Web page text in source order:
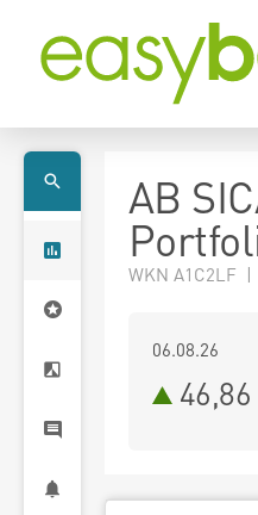
AB
WKN A1C2LF
06.08.26